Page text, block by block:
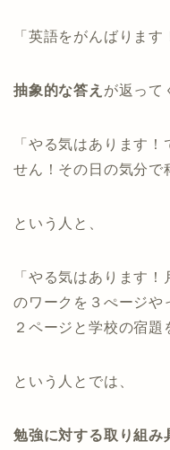
「英語をがんばります
抽象的な答え が返って
「やる気はあります
せん！その日の気分で
という人と、
「やる気はあります
のワークを３ぺージや
２ページと学校の宿題
という人とでは、
勉強に対する取り組み